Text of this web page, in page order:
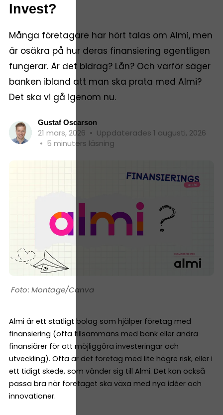
Invest?
Många företagare har hört talas om Almi, men
är osäkra på hur deras finansiering egentligen
fungerar. Är det bidrag? Lån? Och varför säger
banken ibland att man ska prata med Almi?
Det ska vi gå igenom nu.
Gustaf Oscarson
21 mars, 2026 • Uppdaterades 1 augusti, 2026
• 5 minuters läsning
Montage/Canva
Almi är ett statligt bolag som hjälper företag med
finansiering (ofta tillsammans med bank eller andra
finansiärer för att möjliggöra investeringar och
utveckling). Ofta är det företag med lite högre risk, eller i
ett tidigt skede, som vänder sig till Almi. Det kan också
passa bra när företaget ska växa med nya idéer och
innovationer.